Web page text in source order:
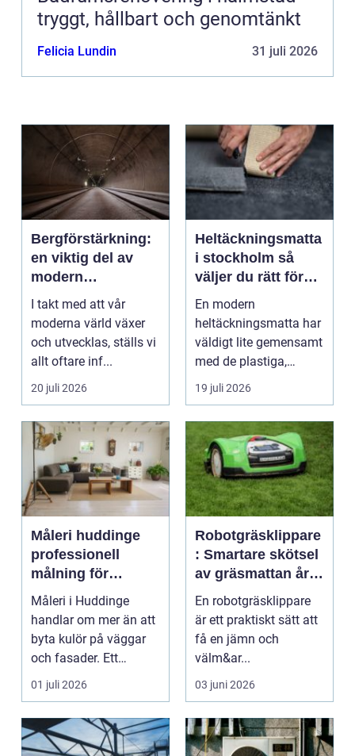
tryggt, hållbart och genomtänkt
Felicia Lundin 31 juli 2026
Bergförstärkning:
en viktig del av
modern
infrastruktur
I takt med att vår
moderna värld växer
och utvecklas, ställs vi
allt oftare inf...
20 juli 2026
Heltäckningsmatta
i stockholm så
väljer du rätt för
hem och kontor
En modern
heltäckningsmatta har
väldigt lite gemensamt
med de plastiga,
svårstädade
varianterna mång...
19 juli 2026
Måleri huddinge
professionell
målning för
hållbara resultat
Måleri i Huddinge
handlar om mer än att
byta kulör på väggar
och fasader. Ett
genomtänkt
måleriarbet...
01 juli 2026
Robotgräsklippare
: Smartare skötsel
av gräsmattan året
runt
En robotgräsklippare
är ett praktiskt sätt att
få en jämn och
välm&ar...
03 juni 2026